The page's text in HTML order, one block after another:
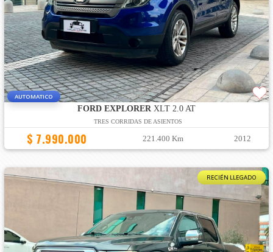
AUTOMATICO
FORD EXPLORERXLT 2.0 AT
TRES CORRIDAS DE ASIENTOS
$ 7.990.000 221.400 Km 2012
RECIÉN LLEGADO